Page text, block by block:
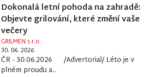
Dokonalá letní pohoda na zahradě:
Objevte grilování, které změní vaše
večery
GRILMEN s.r.o.
30. 06. 2026
ČR - 30.06.2026 /Advertorial/ Léto je v
plném proudu a...